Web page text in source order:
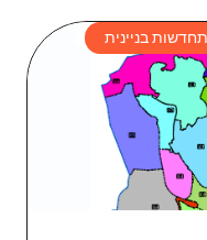
בניינית